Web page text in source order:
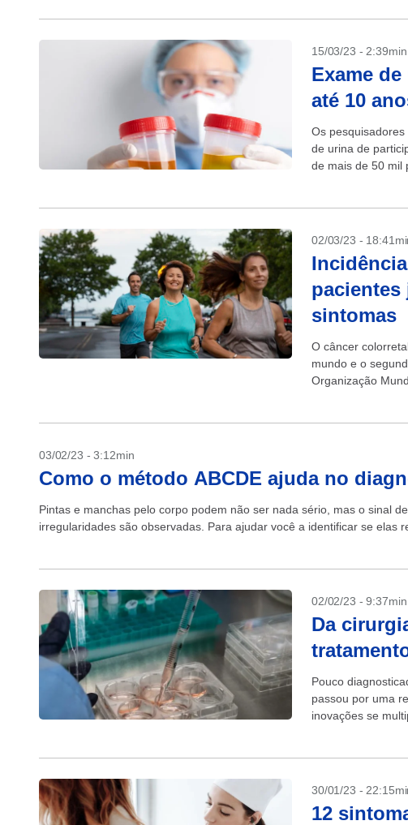
15/03/23 - 2:39min
Exame
até 10
Os
de urina de
de mais de 50 mil
02/03/23 -
pacientes
sintomas
O câncer
mundo e o
Organização
03/02/23 - 3:12min
Como o método ABCDE ajuda no
Pintas e manchas pelo corpo podem não ser nada sério, mas o sinal
irregularidades são observadas. Para ajudar você a identificar se elas
02/02/23 - 9:37min
Da
Pouco
passou por uma
inovações se
30/01/23 -
12